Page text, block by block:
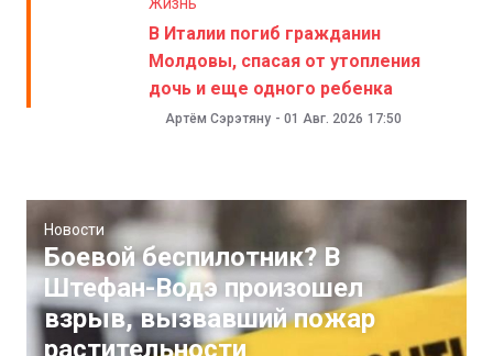
В Италии погиб гражданин
Молдовы, спасая от утопления
дочь и еще одного ребенка
Артём Сэрэтяну - 01 Авг. 2026 17:50
Новости
Боевой беспилотник? В
Штефан-Водэ произошел
взрыв, вызвавший пожар
растительности